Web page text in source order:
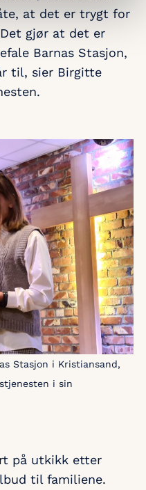
at det er trygt for
gjør at det er
Barnas Stasjon,
til, sier Birgitte
Stasjon i Kristiansand,
i sin
på utkikk etter
til familiene.